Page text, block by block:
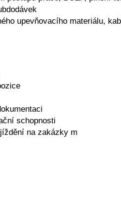
upevňovacího materiálu,
schopnosti
na zakázky m